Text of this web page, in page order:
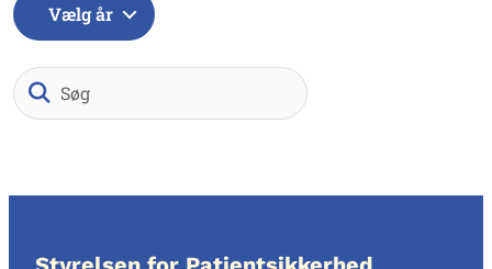
Vælg år